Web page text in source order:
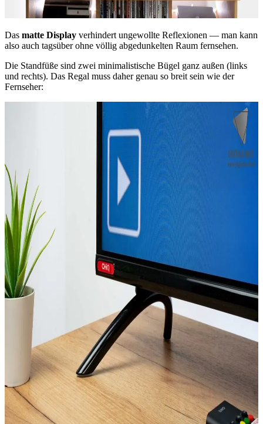
Das matte Display verhindert ungewollte Reflexionen — man kann
also auch tagsüber ohne völlig abgedunkelten Raum fernsehen.
Die Standfüße sind zwei minimalistische Bügel ganz außen (links
und rechts). Das Regal muss daher genau so breit sein wie der
Fernseher: